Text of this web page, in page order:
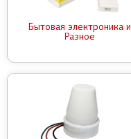
Бытовая электроника и
Разное